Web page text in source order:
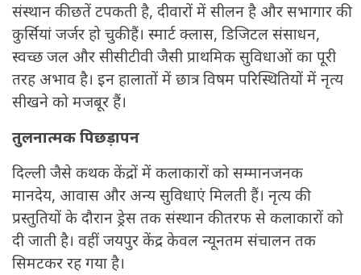
संस्थान की छतें टपकती है, दीवारों में सीलन है और सभागार की
कुर्सियां जर्जर हो चुकी हैं। स्मार्ट क्लास, डिजिटल संसाधन,
स्वच्छ जल और सीसीटीवी जैसी प्राथमिक सुविधाओं का पूरी
तरह अभाव है। इन हालातों में छात्र विषम परिस्थितियों में नृत्य
सीखने को मजबूर हैं।
तुलनात्मक पिछड़ापन
दिल्ली जैसे कथक केंद्रों में कलाकारों को सम्मानजनक
मानदेय, आवास और अन्य सुविधाएं मिलती हैं। नृत्य की
प्रस्तुतियों के दौरान ड्रेस तक संस्थान की तरफ से कलाकारों को
दी जाती है। वहीं जयपुर केंद्र केवल न्यूनतम संचालन तक
सिमटकर रह गया है।